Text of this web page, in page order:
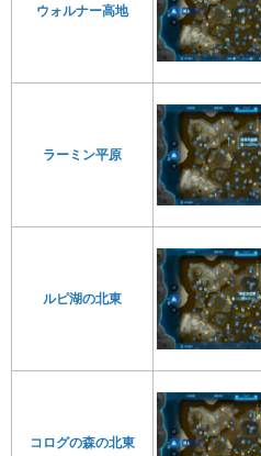
ウォルナー高地
ラーミン平原
ルピ湖の北東
コログの森の北東